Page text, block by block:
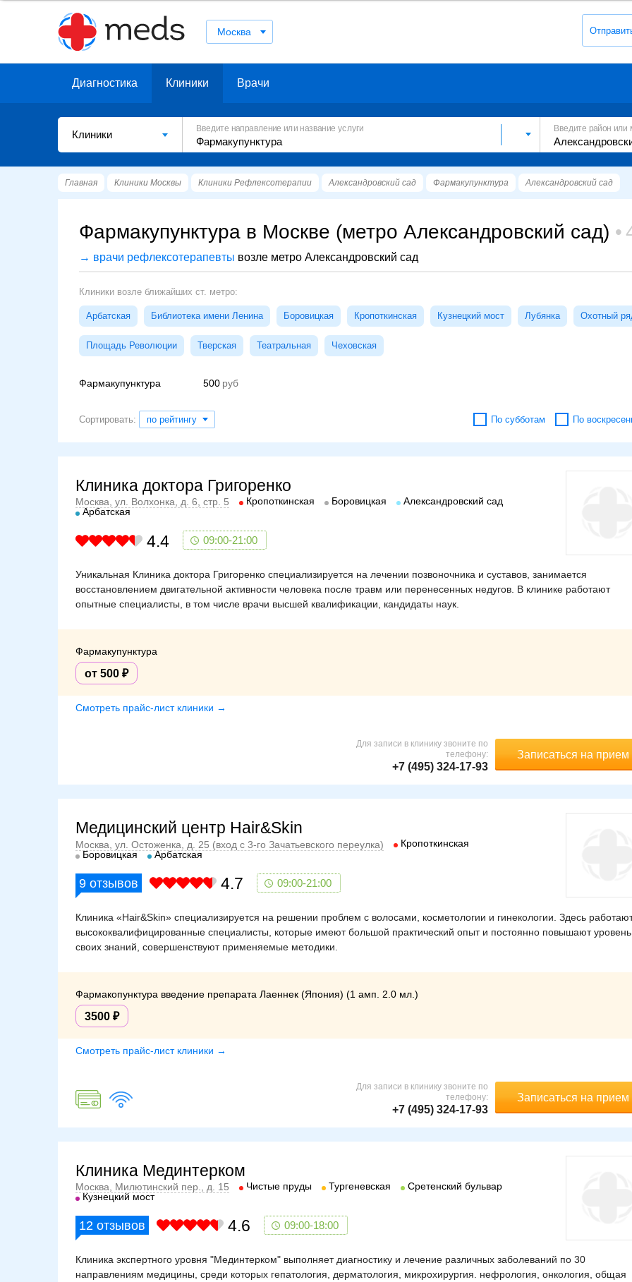
Москва
Диагностика Клиники Врачи
Клиники
Введите направление или название услуги Введите район или
Главная Клиники Москвы Клиники Рефлексотерапии Александровский сад Фармакупунктура Александровский сад
Фармакупунктура в Москве (метро Александровский сад)
→ врачи рефлексотерапевты возле метро Александровский сад
Клиники возле ближайших ст. метро:
Арбатская Библиотека имени Ленина Боровицкая Кропоткинская Кузнецкий мост Лубянка Охотный
Площадь Революции Тверская Театральная Чеховская
Фармакупунктура 500
Сортировать: по рейтингу По субботам По
Клиника доктора Григоренко
Москва, ул. Волхонка, д. 6, стр. 5 Кропоткинская Боровицкая
Александровский сад
Арбатская
4.4 09:00-21:00
Уникальная Клиника доктора Григоренко специализируется на лечении позвоночника и суставов, занимается
восстановлением двигательной активности человека после травм или перенесенных недугов. В клинике работают
опытные специалисты, в том числе врачи высшей квалификации, кандидаты наук.
Фармакупунктура
от 500
Смотреть прайс-лист клиники →
Записаться на прием
Для записи в клинику звоните по
телефону:
+7 (495) 324-17-93
Медицинский центр Hair&Skin
Москва, ул. Остоженка, д. 25 (вход с 3-го Зачатьевского переулка)
Кропоткинская
Боровицкая
Арбатская
9 отзывов 4.7 09:00-21:00
Клиника «Hair&Skin» специализируется на решении проблем с волосами, косметологии и гинекологии. Здесь
высококвалифицированные специалисты, которые имеют большой практический опыт и постоянно повышают уровень
своих знаний, совершенствуют применяемые методики.
Фармакопунктура введение препарата Лаеннек (Япония) (1 амп. 2.0 мл.)
3500
Смотреть прайс-лист клиники →
Записаться на прием
Для записи в клинику звоните по
телефону:
+7 (495) 324-17-93
Клиника Мединтерком
Москва, Милютинский пер., д. 15 Чистые пруды Тургеневская
Сретенский бульвар
Кузнецкий мост
12 отзывов 4.6 09:00-18:00
Клиника экспертного уровня "Мединтерком" выполняет диагностику и лечение различных заболеваний по 30
направлениям медицины, среди которых гепатология, дерматология, микрохирургия. нефрология, онкология, общая